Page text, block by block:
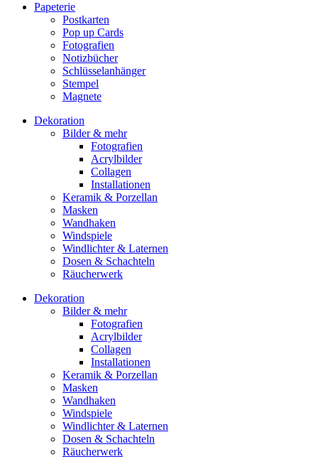
Papeterie
Postkarten
Pop up Cards
Fotografien
Notizbücher
Schlüsselanhänger
Stempel
Magnete
Dekoration
Bilder & mehr
Fotografien
Acrylbilder
Collagen
Installationen
Keramik & Porzellan
Masken
Wandhaken
Windspiele
Windlichter & Laternen
Dosen & Schachteln
Räucherwerk
Dekoration
Bilder & mehr
Fotografien
Acrylbilder
Collagen
Installationen
Keramik & Porzellan
Masken
Wandhaken
Windspiele
Windlichter & Laternen
Dosen & Schachteln
Räucherwerk